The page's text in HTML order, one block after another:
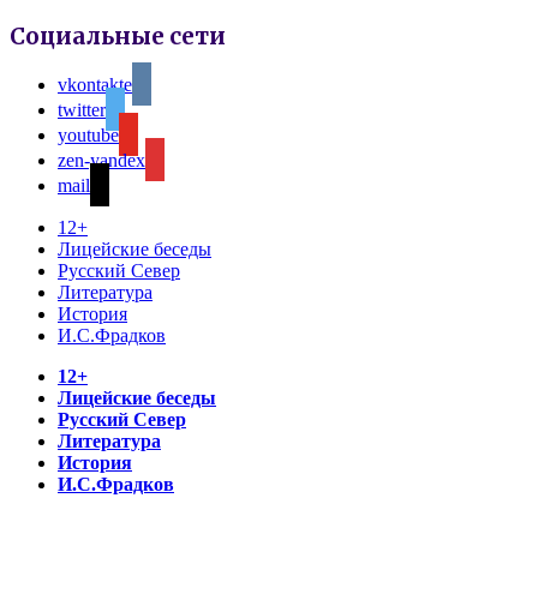
Социальные сети
vkontakte
twitter
youtube
zen-yandex
mail
12+
Лицейские беседы
Русский Север
Литература
История
И.С.Фрадков
12+
Лицейские беседы
Русский Север
Литература
История
И.С.Фрадков